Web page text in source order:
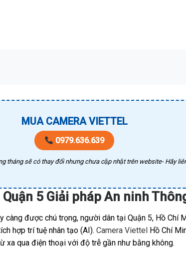
MUA CAMERA VIETTEL
0979.636.639
tháng sẽ có thay đổi nhưng chưa cập nhật trên website- Hãy
5 Giải pháp An ninh
càng được chú trọng, người dân tại Quận 5, Hồ Chí
hợp trí tuệ nhân tạo (AI). Camera Viettel Hồ Chí
xa qua điện thoại với độ trễ gần như bằng không.